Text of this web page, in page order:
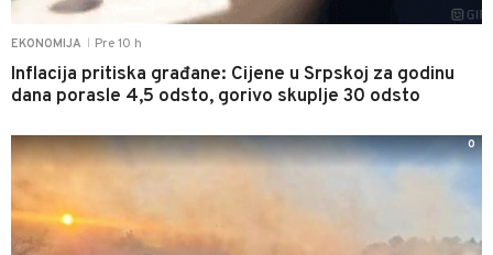
EKONOMIJA Pre 10 h
Inflacija pritiska građane: Cijene u Srpskoj za godinu
dana porasle 4,5 odsto, gorivo skuplje 30 odsto
0